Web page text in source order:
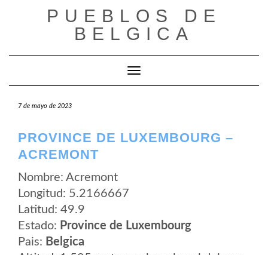
PUEBLOS DE
BELGICA
Cambiar modo de navegación
7 de mayo de 2023
PROVINCE DE LUXEMBOURG –
ACREMONT
Nombre: Acremont
Longitud: 5.2166667
Latitud: 49.9
Estado: Province de Luxembourg
Pais: Belgica